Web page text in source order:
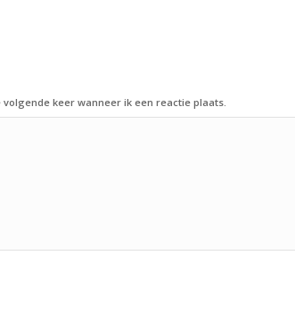
keer wanneer ik een reactie plaats.